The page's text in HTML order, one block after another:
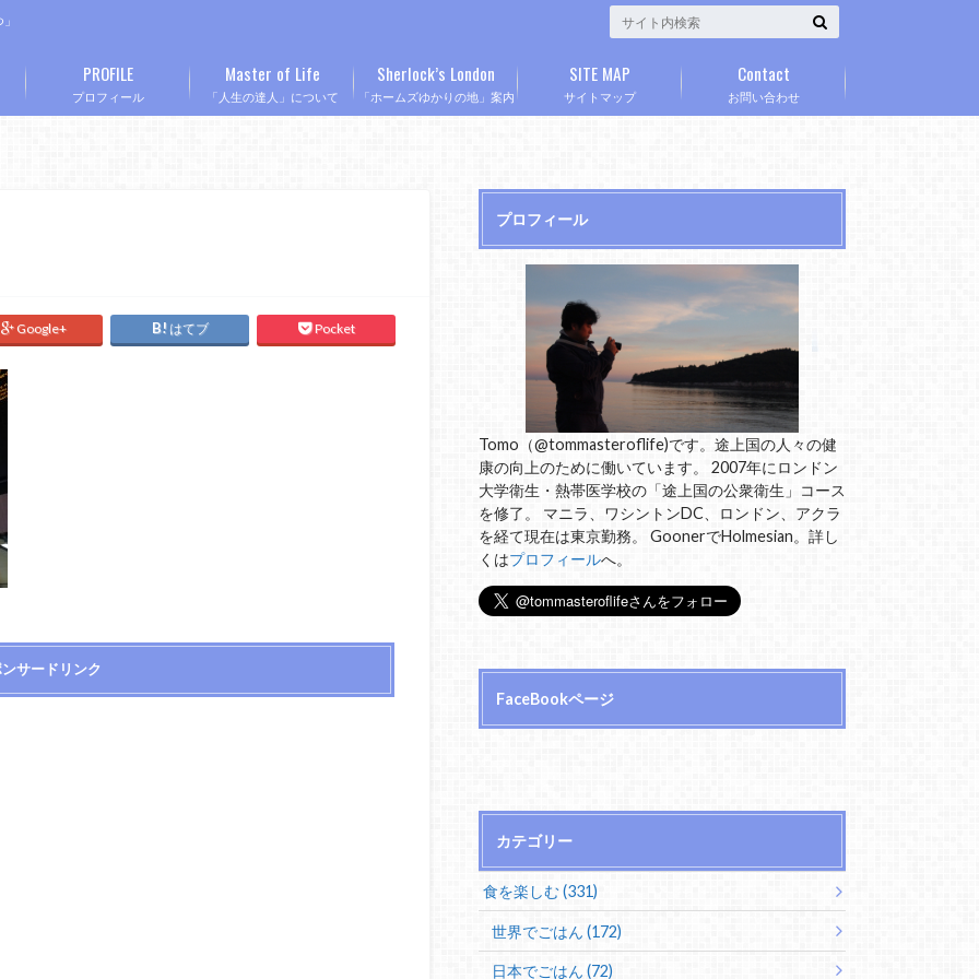
プロフィール
PROFILE
「人生の達人」について
Master of Life
「ホームズゆかりの地」案内
Sherlock’s London
サイトマップ
SITE MAP
お問い合わせ
Contact
Google+ はてブ Pocket
サードリンク
プロフィール
Tomo（@tommasteroflife)です。途上国の人々の健
康の向上のために働いています。 2007年にロンドン
大学衛生・熱帯医学校の「途上国の公衆衛生」コース
を修了。 マニラ、ワシントンDC、ロンドン、アクラ
を経て現在は東京勤務。 GoonerでHolmesian。詳し
くはプロフィールへ。
FaceBookページ
カテゴリー
食を楽しむ (331)
世界でごはん (172)
日本でごはん (72)